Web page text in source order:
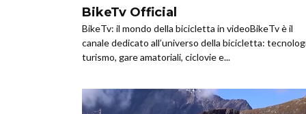
BikeTv Official
BikeTv: il mondo della bicicletta in videoBikeTv è il
canale dedicato all’universo della bicicletta:
turismo, gare amatoriali, ciclovie e...